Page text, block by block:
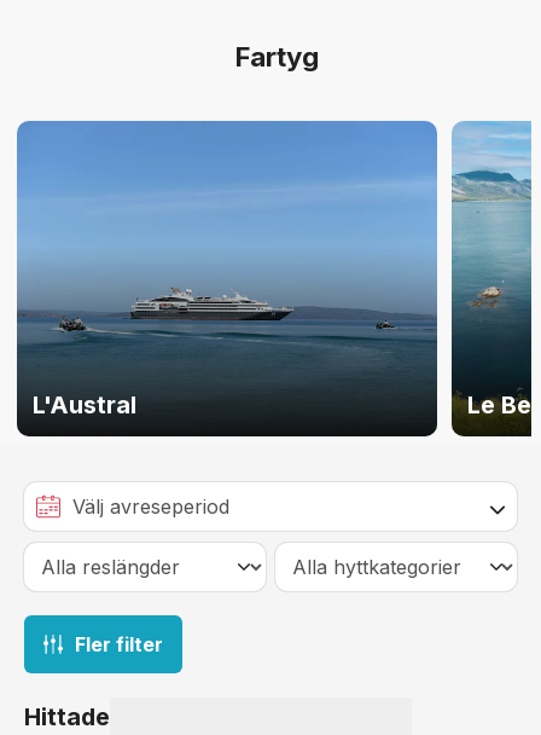
Fartyg
L'Austral Le
Fler filter
Hittade